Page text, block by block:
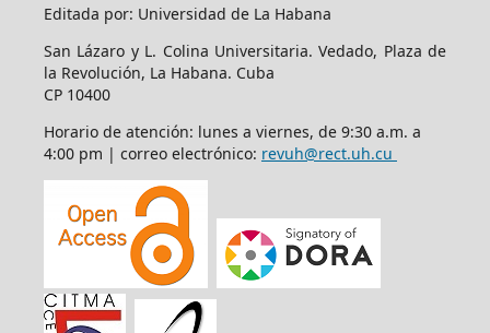
Editada por: Universidad de La Habana
San Lázaro y L. Colina Universitaria. Vedado, Plaza de
la Revolución, La Habana. Cuba
CP 10400
Horario de atención: lunes a viernes, de 9:30 a.m. a
4:00 pm | correo electrónico: revuh@rect.uh.cu